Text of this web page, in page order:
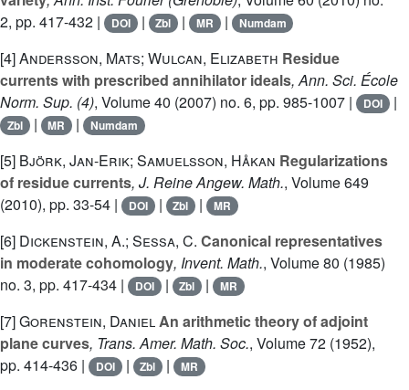
2, pp. 417-432 |
DOI | Zbl | MR | Numdam
[4]Andersson, Mats; Wulcan, Elizabeth Residue
currents with prescribed annihilator ideals, Ann. Sci. École
Norm. Sup. (4), Volume 40 (2007) no. 6, pp. 985-1007 | DOI |
Zbl | MR | Numdam
[5] Björk, Jan-Erik; Samuelsson, Håkan Regularizations
of residue currents, J. Reine Angew. Math., Volume 649
(2010), pp. 33-54 |
DOI | Zbl | MR
[6] Dickenstein, A.; Sessa, C. Canonical representatives
in moderate cohomology, Invent. Math., Volume 80 (1985)
no. 3, pp. 417-434 |
DOI | Zbl | MR
[7]Gorenstein, DanielAn arithmetic theory of adjoint
plane curves, Trans. Amer. Math. Soc., Volume 72 (1952),
pp. 414-436 |
DOI | Zbl | MR